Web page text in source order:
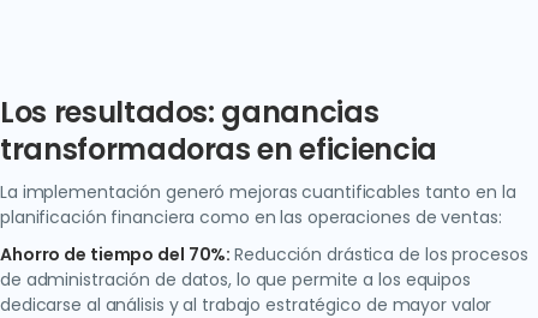
Los resultados: ganancias
transformadoras en eficiencia
La implementación generó mejoras cuantificables tanto en la
planificación financiera como en las operaciones de ventas:
Ahorro de tiempo del 70%:Reducción drástica de los procesos
de administración de datos, lo que permite a los equipos
dedicarse al análisis y al trabajo estratégico de mayor valor